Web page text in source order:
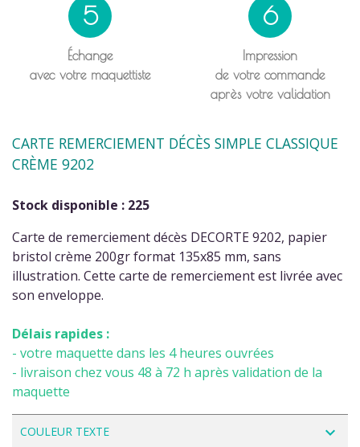
5
Échange
avec votre maquettiste
6
Impression
de votre commande
après votre validation
CARTE REMERCIEMENT DÉCÈS SIMPLE CLASSIQUE
CRÈME 9202
Stock disponible : 225
Carte de remerciement décès DECORTE 9202, papier
bristol crème 200gr format 135x85 mm, sans
illustration. Cette carte de remerciement est livrée avec
son enveloppe.
Délais rapides :
- votre maquette dans les 4 heures ouvrées
- livraison chez vous 48 à 72 h après validation de la
maquette
COULEUR TEXTE navigate_next